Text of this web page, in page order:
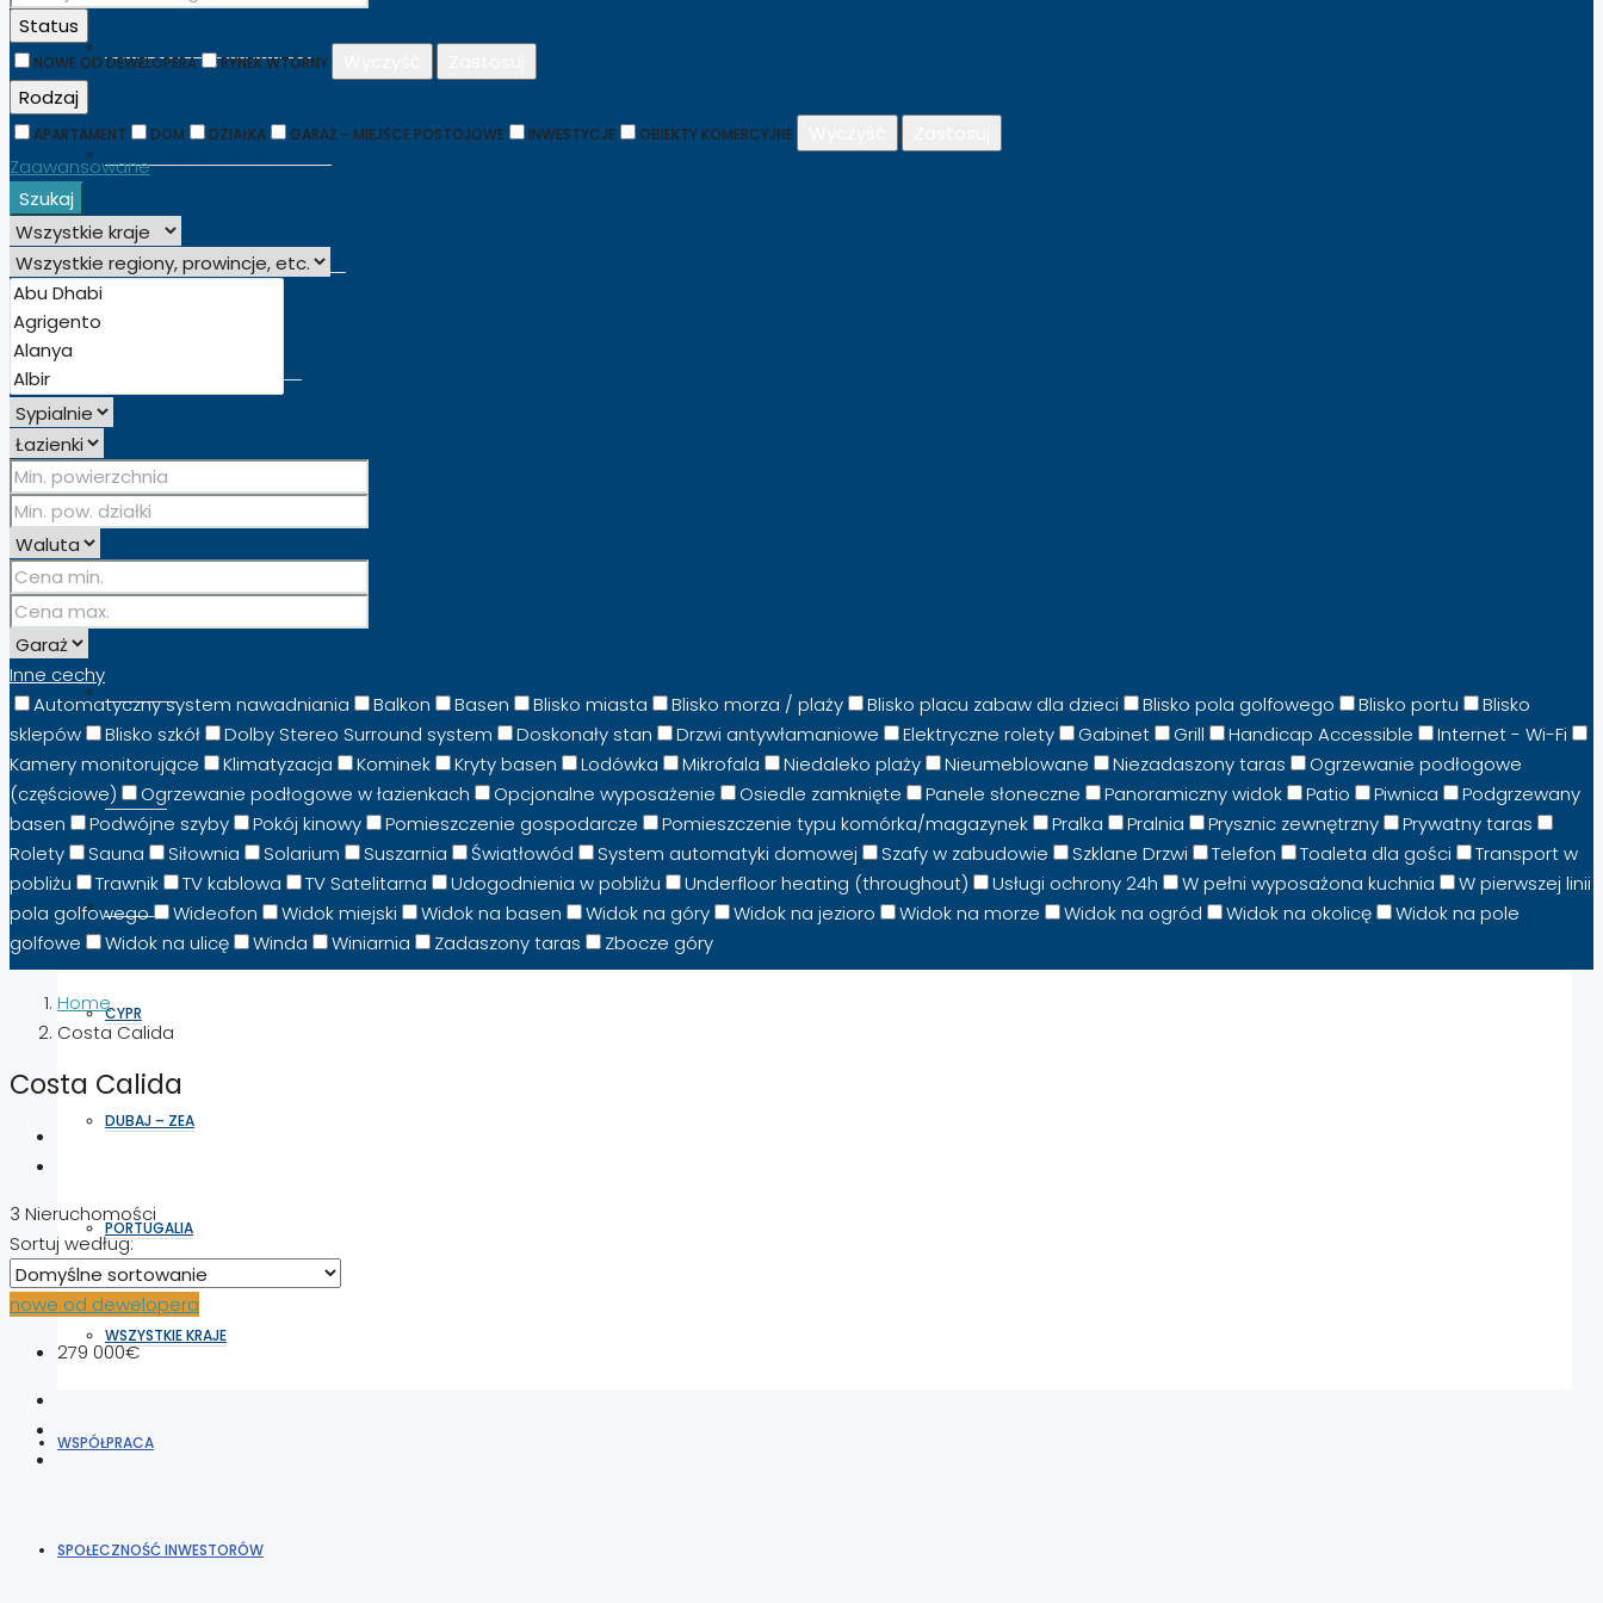
NIERUCHOMOŚCI CYPR PÓŁNOCNY
NIERUCHOMOŚCI ZA GRANICĄ
PORADNIKI I PRZEWODNIKI
WŁOCHY
ALBANIA
CYPR
DUBAJ – ZEA
PORTUGALIA
WSZYSTKIE KRAJE
WSPÓŁPRACA
SPOŁECZNOŚĆ INWESTORÓW
Status
NOWE OD DEWELOPERA RYNEK WTÓRNY
Rodzaj
APARTAMENT DOM DZIAŁKA GARAŻ - MIEJSCE POSTOJOWE INWESTYCJE OBIEKTY KOMERCYJNE
Zaawansowane
Szukaj
Inne cechy
Automatyczny system nawadniania
Balkon Basen Blisko miasta Blisko morza / plaży Blisko placu zabaw dla dzieci Blisko pola golfowego Blisko portu
Blisko
sklepów
Blisko szkół Dolby Stereo Surround system Doskonały stan Drzwi antywłamaniowe Elektryczne rolety Gabinet Grill Handicap Accessible
Internet - Wi-Fi
Kamery monitorujące
Klimatyzacja Kominek Kryty basen Lodówka Mikrofala Niedaleko plaży Nieumeblowane Niezadaszony taras
Ogrzewanie podłogowe
(częściowe)
Ogrzewanie podłogowe w łazienkach Opcjonalne wyposażenie Osiedle zamknięte Panele słoneczne Panoramiczny widok Patio Piwnica
Podgrzewany
basen
Podwójne szyby Pokój kinowy Pomieszczenie gospodarcze Pomieszczenie typu komórka/magazynek Pralka Pralnia Prysznic zewnętrzny
Prywatny taras
Rolety
Sauna Siłownia Solarium Suszarnia Światłowód System automatyki domowej Szafy w zabudowie Szklane Drzwi Telefon Toaleta dla gości
Transport w
pobliżu
Trawnik TV kablowa TV Satelitarna Udogodnienia w pobliżu Underfloor heating (throughout) Usługi ochrony 24h W pełni wyposażona kuchnia
W pierwszej linii
pola golfowego
Wideofon Widok miejski Widok na basen Widok na góry Widok na jezioro Widok na morze Widok na ogród Widok na okolicę
Widok na pole
golfowe
Widok na ulicę Winda Winiarnia Zadaszony taras Zbocze góry
Home
Costa Calida
Costa Calida
3 Nieruchomości
Sortuj według:
nowe od dewelopera
279 000€